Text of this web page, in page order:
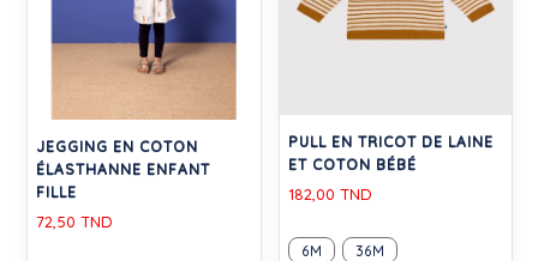
JEGGING EN COTON
ÉLASTHANNE ENFANT
FILLE
72,50 TND
PULL EN TRICOT DE LAINE
ET COTON BÉBÉ
182,00 TND
6M 36M